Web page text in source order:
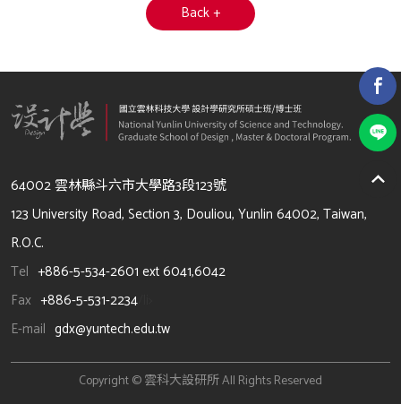
Back +
64002 雲林縣斗六市大學路3段123號
123 University Road, Section 3, Douliou, Yunlin 64002, Taiwan,
R.O.C.
Tel +886-5-534-2601 ext 6041,6042
Fax +886-5-531-2234
E-mail gdx@yuntech.edu.tw
Copyright © 雲科大設研所 All Rights Reserved